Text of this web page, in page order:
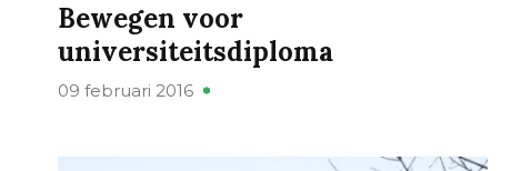
Bewegen voor
universiteitsdiploma
09 februari 2016